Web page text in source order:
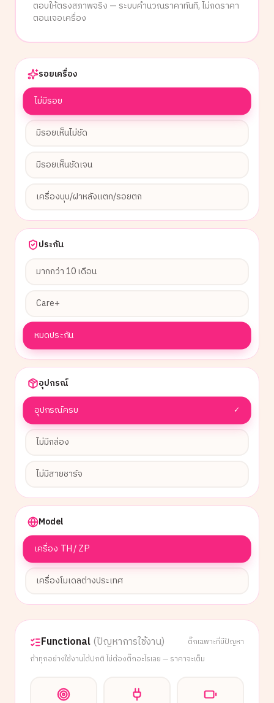
ตอบให้ตรงสภาพจริง — ระบบคำนวณราคาทันที, ไม่กดราคา
ตอนเจอเครื่อง
รอยเครื่อง
ไม่มีรอย
มีรอยเห็นไม่ชัด
มีรอยเห็นชัดเจน
เครื่องบุบ/ฝาหลังแตก/รอยตก
ประกัน
มากกว่า 10 เดือน
Care+
หมดประกัน
อุปกรณ์
อุปกรณ์ครบ ✓
ไม่มีกล่อง
ไม่มีสายชาร์จ
Model
เครื่อง TH / ZP
เครื่องโมเดลต่างประเทศ
Functional(ปัญหาการใช้งาน)
ติ๊กเฉพาะที่มีปัญหา
ถ้าทุกอย่างใช้งานได้ปกติ ไม่ต้องติ๊กอะไรเลย — ราคาจะเต็ม